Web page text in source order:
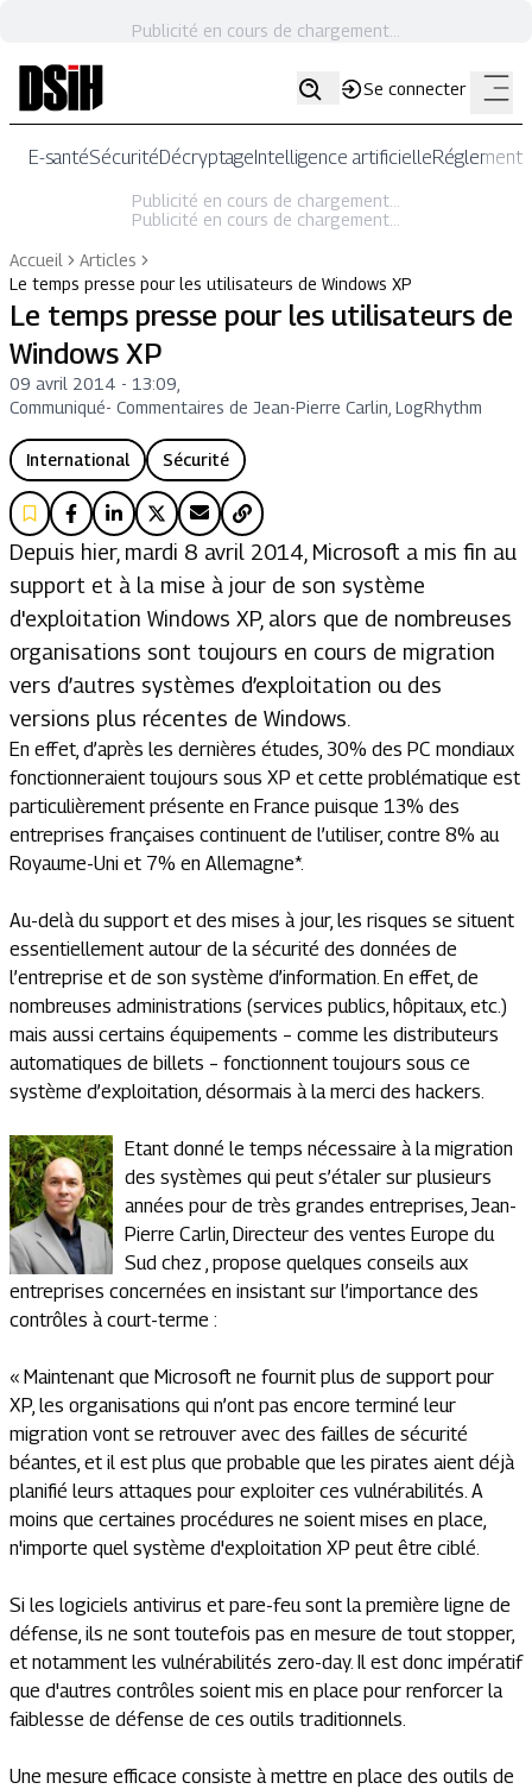
Publicité en cours de chargement...
Se connecter
E-santéSécuritéDécryptageIntelligence artificielle
Publicité en cours de chargement...
Publicité en cours de chargement...
Accueil
Articles
Le temps presse pour les utilisateurs de Windows XP
Le temps presse pour les utilisateurs de
Windows XP
09 avril 2014 - 13:09
Communiqué- Commentaires de Jean-Pierre Carlin, LogRhythm
International Sécurité
Depuis hier, mardi 8 avril 2014, Microsoft a mis fin au
support et à la mise à jour de son système
d'exploitation Windows XP, alors que de nombreuses
organisations sont toujours en cours de migration
vers d’autres systèmes d’exploitation ou des
versions plus récentes de Windows.
En effet, d’après les dernières études, 30% des PC mondiaux
fonctionneraient toujours sous XP et cette problématique est
particulièrement présente en France puisque 13% des
entreprises françaises continuent de l’utiliser, contre 8% au
Royaume-Uni et 7% en Allemagne*.
Au-delà du support et des mises à jour, les risques se situent
essentiellement autour de la sécurité des données de
l’entreprise et de son système d’information. En effet, de
nombreuses administrations (services publics, hôpitaux, etc.)
mais aussi certains équipements – comme les distributeurs
automatiques de billets – fonctionnent toujours sous ce
système d’exploitation, désormais à la merci des hackers.
Etant donné le temps nécessaire à la migration
des systèmes qui peut s’étaler sur plusieurs
années pour de très grandes entreprises, Jean-
Pierre Carlin, Directeur des ventes Europe du
Sud chez , propose quelques conseils aux
entreprises concernées en insistant sur l’importance des
contrôles à court-terme :
« Maintenant que Microsoft ne fournit plus de support pour
XP, les organisations qui n’ont pas encore terminé leur
migration vont se retrouver avec des failles de sécurité
béantes, et il est plus que probable que les pirates aient déjà
planifié leurs attaques pour exploiter ces vulnérabilités. A
moins que certaines procédures ne soient mises en place,
n'importe quel système d'exploitation XP peut être ciblé.
Si les logiciels antivirus et pare-feu sont la première ligne de
défense, ils ne sont toutefois pas en mesure de tout stopper,
et notamment les vulnérabilités zero-day. Il est donc impératif
que d'autres contrôles soient mis en place pour renforcer la
faiblesse de défense de ces outils traditionnels.
Une mesure efficace consiste à mettre en place des outils de